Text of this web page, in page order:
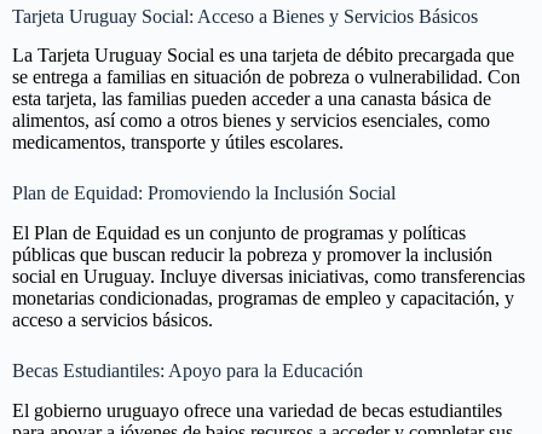
Tarjeta Uruguay Social: Acceso a Bienes y Servicios Básicos
La Tarjeta Uruguay Social es una tarjeta de débito precargada que
se entrega a familias en situación de pobreza o vulnerabilidad. Con
esta tarjeta, las familias pueden acceder a una canasta básica de
alimentos, así como a otros bienes y servicios esenciales, como
medicamentos, transporte y útiles escolares.
Plan de Equidad: Promoviendo la Inclusión Social
El Plan de Equidad es un conjunto de programas y políticas
públicas que buscan reducir la pobreza y promover la inclusión
social en Uruguay. Incluye diversas iniciativas, como transferencias
monetarias condicionadas, programas de empleo y capacitación, y
acceso a servicios básicos.
Becas Estudiantiles: Apoyo para la Educación
El gobierno uruguayo ofrece una variedad de becas estudiantiles